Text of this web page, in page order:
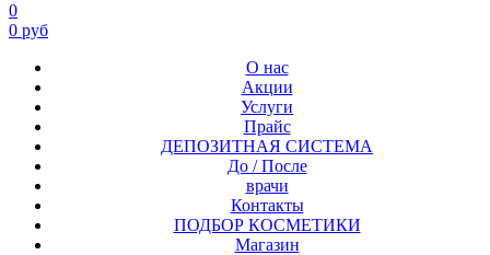
0
0 руб
О нас
Акции
Услуги
Прайс
ДЕПОЗИТНАЯ СИСТЕМА
До / После
врачи
Контакты
ПОДБОР КОСМЕТИКИ
Магазин